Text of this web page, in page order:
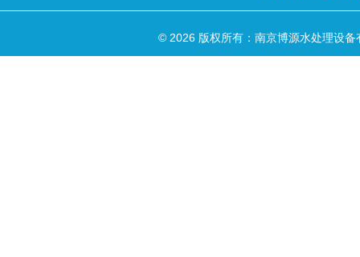
© 2026 版权所有：南京博源水处理设